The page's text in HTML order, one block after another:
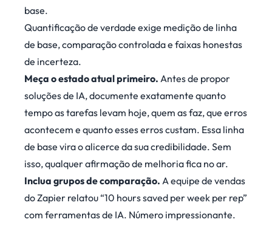
base.
Quantificação de verdade exige medição de linha
de base, comparação controlada e faixas honestas
de incerteza.
Meça o estado atual primeiro. Antes de propor
soluções de IA, documente exatamente quanto
tempo as tarefas levam hoje, quem as faz, que erros
acontecem e quanto esses erros custam. Essa linha
de base vira o alicerce da sua credibilidade. Sem
isso, qualquer afirmação de melhoria fica no ar.
Inclua grupos de comparação. A equipe de vendas
do Zapier relatou “10 hours saved per week per rep”
com ferramentas de IA. Número impressionante.